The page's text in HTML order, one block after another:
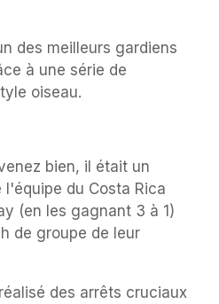
des meilleurs gardiens
à une série de
oiseau.
bien, il était un
du Costa Rica
(en les gagnant 3 à 1)
de groupe de leur
des arrêts cruciaux